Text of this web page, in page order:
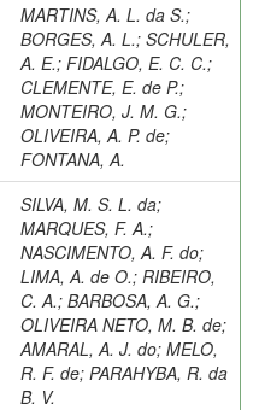
MARTINS, A. L. da S.;
BORGES, A. L.; SCHULER,
A. E.; FIDALGO, E. C. C.;
CLEMENTE, E. de P.;
MONTEIRO, J. M. G.;
OLIVEIRA, A. P. de;
FONTANA, A.
SILVA, M. S. L. da;
MARQUES, F. A.;
NASCIMENTO, A. F. do;
LIMA, A. de O.; RIBEIRO,
C. A.; BARBOSA, A. G.;
OLIVEIRA NETO, M. B. de;
AMARAL, A. J. do; MELO,
R. F. de; PARAHYBA, R. da
B. V.